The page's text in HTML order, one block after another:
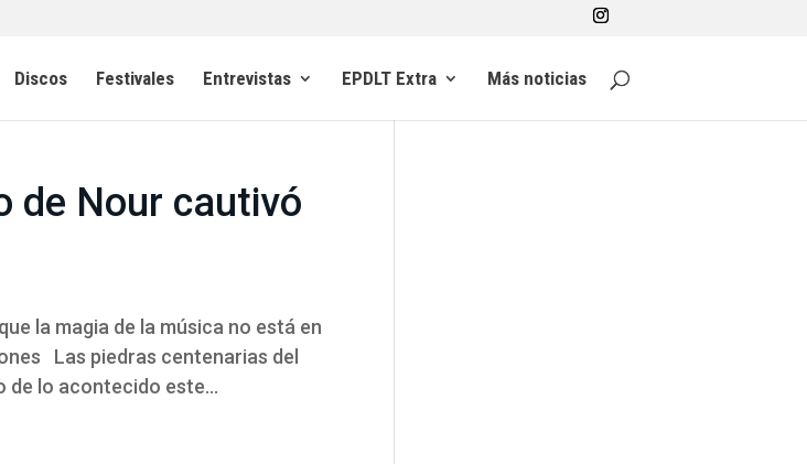
Discos Festivales Entrevistas EPDLT Extra Más noticias
de Nour cautivó
la magia de la música no está en
Las piedras centenarias del
de lo acontecido este...